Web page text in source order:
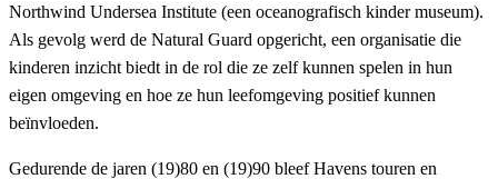
Northwind Undersea Institute (een oceanografisch kinder museum).
Als gevolg werd de Natural Guard opgericht, een organisatie die
kinderen inzicht biedt in de rol die ze zelf kunnen spelen in hun
eigen omgeving en hoe ze hun leefomgeving positief kunnen
beïnvloeden.
Gedurende de jaren (19)80 en (19)90 bleef Havens touren en